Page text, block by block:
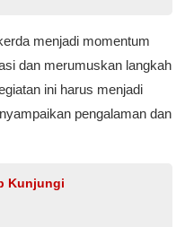
menjadi momentum
dan merumuskan langkah
ini harus menjadi
pengalaman dan
Kunjungi